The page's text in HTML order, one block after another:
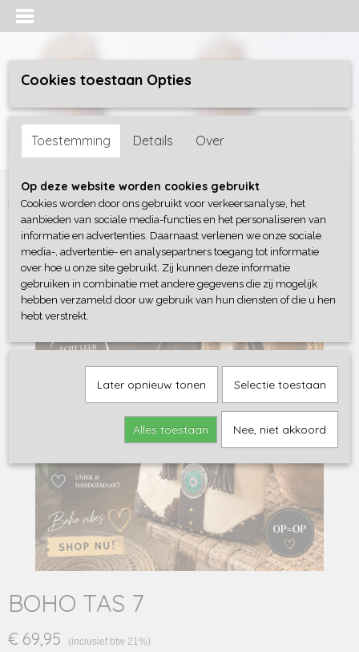
Inloggen Registreren
Home >Tassen>BOHO TAS 7
BOHO TAS 7
€ 69,95 (inclusief btw 21%)
Cookies toestaan Opties
Toestemming Details Over
Op deze website worden cookies gebruikt
Cookies worden door ons gebruikt voor verkeersanalyse, het
aanbieden van sociale media-functies en het personaliseren van
informatie en advertenties. Daarnaast verlenen we onze sociale
media-, advertentie- en analysepartners toegang tot informatie
over hoe u onze site gebruikt. Zij kunnen deze informatie
gebruiken in combinatie met andere gegevens die zij mogelijk
hebben verzameld door uw gebruik van hun diensten of die u hen
hebt verstrekt.
Later opnieuw tonen Selectie toestaan
Alles toestaan Nee, niet akkoord